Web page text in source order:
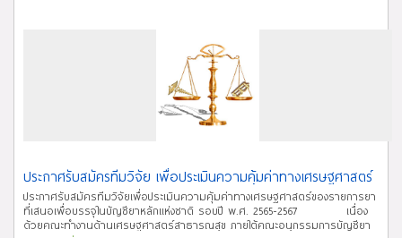
รายการ เป็นรายการยาที่อยู่ในสถานะแก้ไขเสร็จแล้ว (Resolved) จำนวน 2 ยา
ขาดแคลนที่ประชาสัมพันธ์บนเว็บไซต์ หมายถึง ยาที่มีความจำเป็นและส่งผลกระทบ
ต่อระบบสาธารณสุข ซึ่งปัจจุบันปริมาณ Supply ไม่เพียงพอต่อความต้องการใช้ยา
และ/หรือไม่สามารถคาดการณ์ระยะเวลาในการกลับมาจำหน่ายเป็นปกติได้ สาเหตุ
การขาดแคลน (Shortage Reasons) ที่แสดงผลบนเว็บไซต์ ได้แก่
(1) ปรับปรุง/แก้ไขทะเบียน/GMP (2) ขาดวัตถุดิบทางยา (3)
บริษัทยกเลิกการผลิต/นำเข้า (4) มีปัญหาด้านการขนส่ง (5) ปริมาณ
ประกาศรับสมัครทีมวิจัย เพื่อประเมินความคุ้มค่าทางเศรษฐศาสตร์
ประกาศรับสมัครทีมวิจัยเพื่อประเมินความคุ้มค่าทางเศรษฐศาสตร์ของรายการยา
ที่เสนอเพื่อบรรจุในบัญชียาหลักแห่งชาติ รอบปี พ.ศ. 2565-2567 เนื่อง
ด้วยคณะทำงานด้านเศรษฐศาสตร์สาธารณสุข ภายใต้คณะอนุกรรมการบัญชียา